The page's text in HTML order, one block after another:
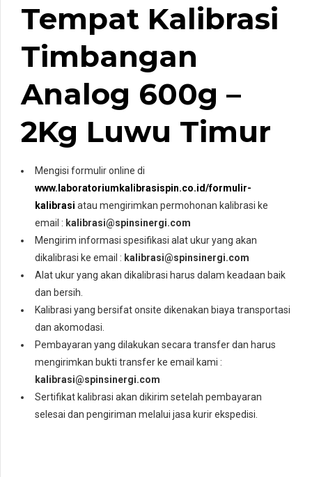
Tempat Kalibrasi
Timbangan
Analog 600g –
2Kg Luwu Timur
Mengisi formulir online di
www.laboratoriumkalibrasispin.co.id/formulir-
kalibrasi atau mengirimkan permohonan kalibrasi ke
email : kalibrasi@spinsinergi.com
Mengirim informasi spesifikasi alat ukur yang akan
dikalibrasi ke email : kalibrasi@spinsinergi.com
Alat ukur yang akan dikalibrasi harus dalam keadaan baik
dan bersih.
Kalibrasi yang bersifat onsite dikenakan biaya transportasi
dan akomodasi.
Pembayaran yang dilakukan secara transfer dan harus
mengirimkan bukti transfer ke email kami :
kalibrasi@spinsinergi.com
Sertifikat kalibrasi akan dikirim setelah pembayaran
selesai dan pengiriman melalui jasa kurir ekspedisi.